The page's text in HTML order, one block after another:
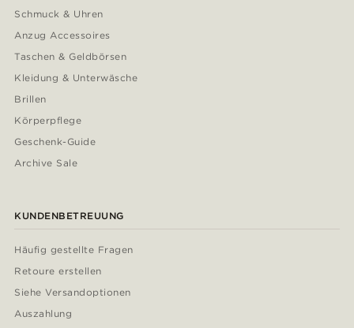
Schmuck & Uhren
Anzug Accessoires
Taschen & Geldbörsen
Kleidung & Unterwäsche
Brillen
Körperpflege
Geschenk-Guide
Archive Sale
KUNDENBETREUUNG
Häufig gestellte Fragen
Retoure erstellen
Siehe Versandoptionen
Auszahlung